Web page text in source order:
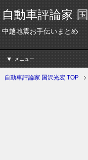
自動車評論家
中越地震お手伝いまとめ
メニュー
自動車評論家 国沢光宏 TOP